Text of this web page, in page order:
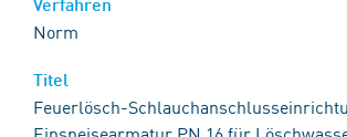
Norm
Feuerlösch-